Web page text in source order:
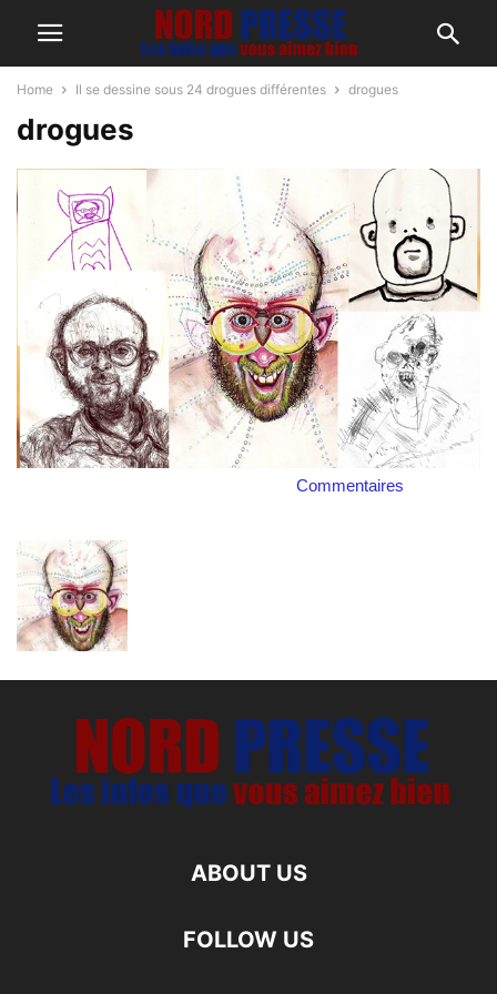
Home Il se dessine sous 24 drogues différentes drogues
drogues
Commentaires
ABOUT US
FOLLOW US